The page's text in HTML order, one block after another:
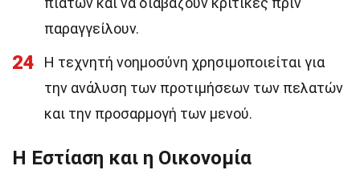
παραγγείλουν.
24
Η τεχνητή νοημοσύνη χρησιμοποιείται για
την ανάλυση των προτιμήσεων των πελατών
και την προσαρμογή των μενού.
Η Εστίαση και η Οικονομία